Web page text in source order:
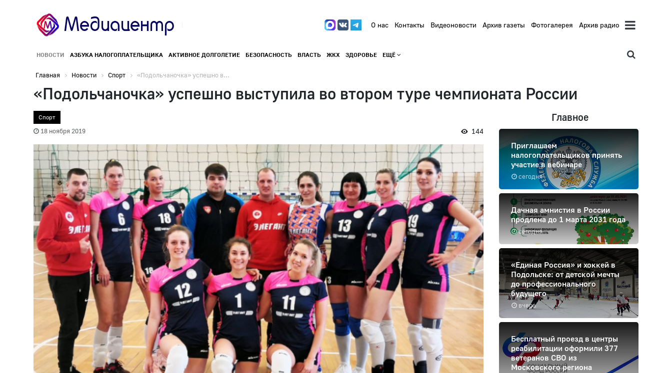
О нас Контакты Видеоновости Архив газеты Фотогалерея Архив радио
НОВОСТИ АЗБУКА НАЛОГОПЛАТЕЛЬЩИКА АКТИВНОЕ ДОЛГОЛЕТИЕ БЕЗОПАСНОСТЬ ВЛАСТЬ ЖКХ ЗДОРОВЬЕ ЕЩЁ
Главная Новости Спорт «Подольчаночка» успешно в...
«Подольчаночка» успешно выступила во втором туре чемпионата России
Спорт
18 ноября 2019 144
Главное
сегодня
Приглашаем
налогоплательщиков принять
участие в вебинаре
сегодня
Дачная амнистия в России
продлена до 1 марта 2031 года
вчера
«Единая Россия» и хоккей в
Подольске: от детской мечты
до профессионального
будущего
Бесплатный проезд в центры
реабилитации оформили 377
ветеранов СВО из
Московского региона